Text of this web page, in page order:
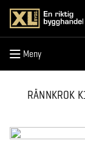
Meny
Meny
RÄNNKROK